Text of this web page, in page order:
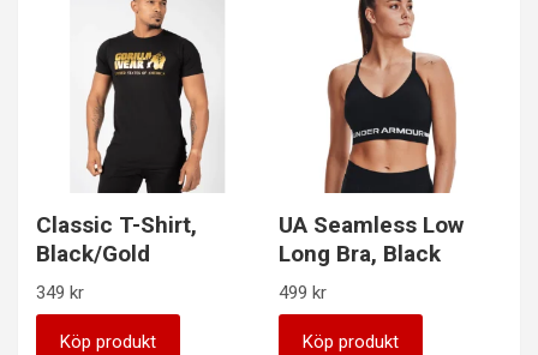
Classic T-Shirt,
Black/Gold
349 kr
Köp produkt
UA Seamless Low
Long Bra, Black
499 kr
Köp produkt